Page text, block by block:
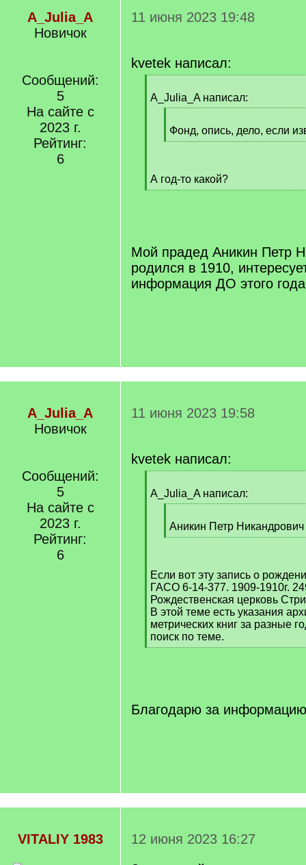
A_Julia_A
Новичок
Сообщений:
5
На сайте с
2023 г.
Рейтинг:
6
11 июня 2023 19:48
kvetek написал:
q
A_Julia_A написал:
q
]
Фонд, опись, дело, если
[
]
А год-то какой?
[
Мой прадед Аникин Петр
родился в 1910,
информация ДО этого
A_Julia_A
Новичок
Сообщений:
5
На сайте с
2023 г.
Рейтинг:
6
11 июня 2023 19:58
kvetek написал:
q
A_Julia_A написал:
q
]
Аникин Петр Никандрович
[
]
Если вот эту запись о
ГАСО 6-14-377. 1909-1910г.
Рождественская церковь
В этой теме есть указания
метрических книг за разные
поиск по теме.
[
Благодарю за информацию
VITALIY 1983
12 июня 2023 16:27